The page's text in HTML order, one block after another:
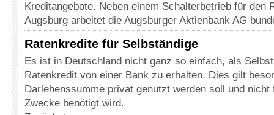
Kreditangebote. Neben einem Schalterbetrieb für den
Augsburg arbeitet die Augsburger Aktienbank AG
Ratenkredite für Selbständige
Es ist in Deutschland nicht ganz so einfach, als
Ratenkredit von einer Bank zu erhalten. Dies gilt
Darlehenssumme privat genutzt werden soll und
Zwecke benötigt wird.